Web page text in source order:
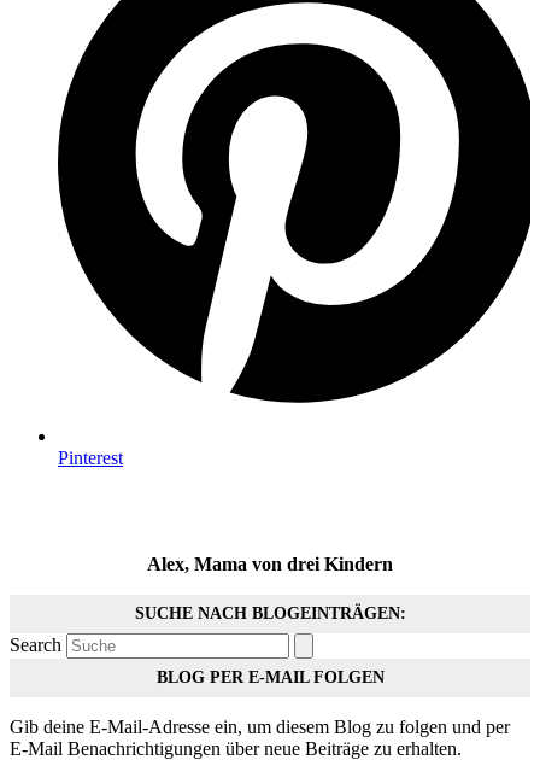
Pinterest
Alex, Mama von drei Kindern
SUCHE NACH BLOGEINTRÄGEN:
Search
BLOG PER E-MAIL FOLGEN
Gib deine E-Mail-Adresse ein, um diesem Blog zu folgen und per
E-Mail Benachrichtigungen über neue Beiträge zu erhalten.